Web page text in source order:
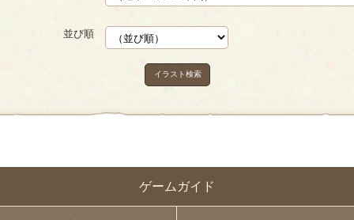
ゲームガイド
並び順
イラスト検索